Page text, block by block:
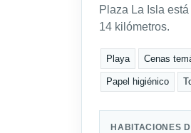
Plaza La Isla
14 kilómetros.
Playa Cenas
Papel higiénico
HABITACIONES